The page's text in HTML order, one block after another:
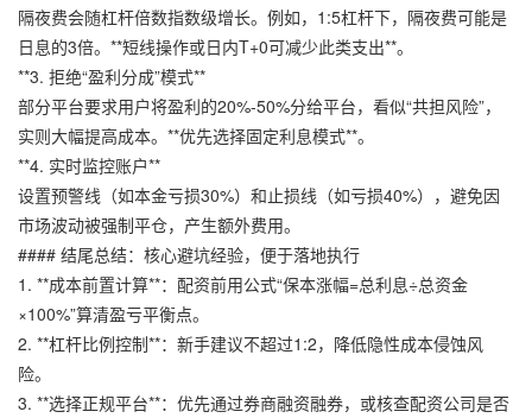
隔夜费会随杠杆倍数指数级增长。例如，1:5杠杆下，隔夜费可能是
日息的3倍。**短线操作或日内T+0可减少此类支出**。
**3. 拒绝“盈利分成”模式**
部分平台要求用户将盈利的20%-50%分给平台，看似“共担风险”，
实则大幅提高成本。**优先选择固定利息模式**。
**4. 实时监控账户**
设置预警线（如本金亏损30%）和止损线（如亏损40%），避免因
市场波动被强制平仓，产生额外费用。
#### 结尾总结：核心避坑经验，便于落地执行
1. **成本前置计算**：配资前用公式“保本涨幅=总利息÷总资金
×100%”算清盈亏平衡点。
2. **杠杆比例控制**：新手建议不超过1:2，降低隐性成本侵蚀风
险。
3. **选择正规平台**：优先通过券商融资融券，或核查配资公司是否